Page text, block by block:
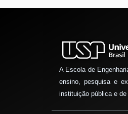
A Escola de
ensino, pesquisa e
instituição pública e de